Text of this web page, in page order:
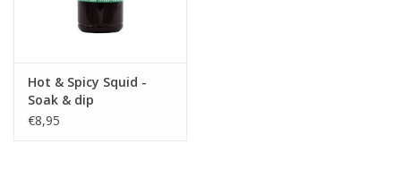
Partikels & Pellets
Hot & Spicy Squid -
Soak & dip
€8,95